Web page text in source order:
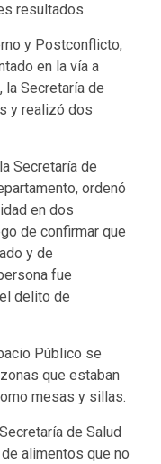
resultados.
y Postconflicto,
en la vía a
la Secretaría de
y realizó dos
Secretaría de
ordenó
en dos
de confirmar que
y de
fue
delito de
Público se
que estaban
mesas y sillas.
de Salud
alimentos que no